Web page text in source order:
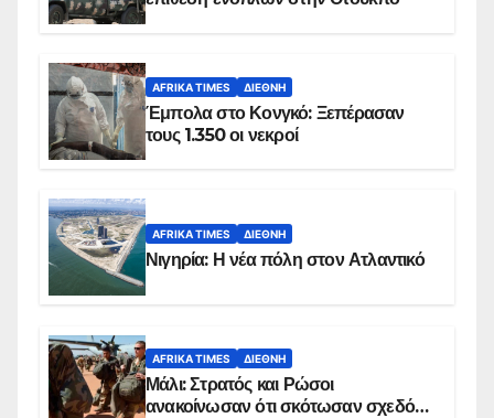
AFRIKA TIMES ΔΙΕΘΝΉ
Έμπολα στο Κονγκό: Ξεπέρασαν
τους 1.350 οι νεκροί
AFRIKA TIMES ΔΙΕΘΝΉ
Νιγηρία: Η νέα πόλη στον Ατλαντικό
AFRIKA TIMES ΔΙΕΘΝΉ
Μάλι: Στρατός και Ρώσοι
ανακοίνωσαν ότι σκότωσαν σχεδόν